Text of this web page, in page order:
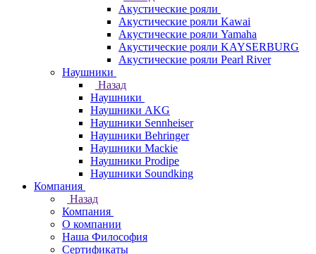
Акустические рояли
Акустические рояли Kawai
Акустические рояли Yamaha
Акустические рояли KAYSERBURG
Акустические рояли Pearl River
Наушники
Назад
Наушники
Наушники AKG
Наушники Sennheiser
Наушники Behringer
Наушники Mackie
Наушники Prodipe
Наушники Soundking
Компания
Назад
Компания
О компании
Наша Философия
Сертификаты